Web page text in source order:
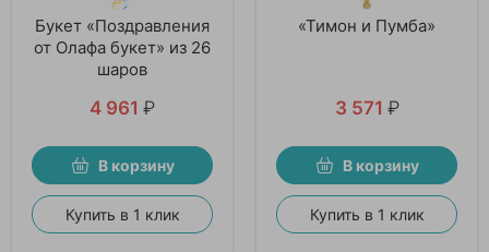
Букет «Поздравления
от Олафа букет» из 26
шаров
4 961 ₽
В корзину
Купить в 1 клик
«Тимон и Пумба»
3 571 ₽
В корзину
Купить в 1 клик